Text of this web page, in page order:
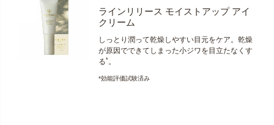
ラインリリース モイストアップ アイ
クリーム
しっとり潤って乾燥しやすい目元をケア。乾燥
が原因でできてしまった小ジワを目立たなくす
る*。
*効能評価試験済み